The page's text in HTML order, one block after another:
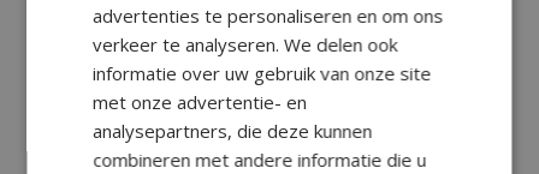
Aantal m²:
Subtotaal (excl. btw)
advertenties te personaliseren en om ons
verkeer te analyseren. We delen ook
informatie over uw gebruik van onze site
met onze advertentie- en
analysepartners, die deze kunnen
combineren met andere informatie die u